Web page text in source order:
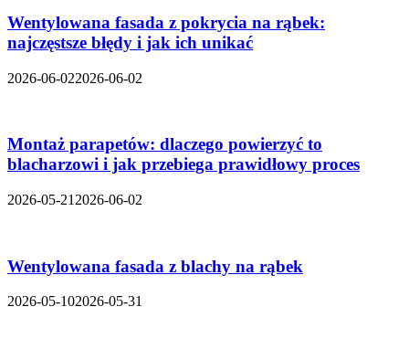
Wentylowana fasada z pokrycia na rąbek:
najczęstsze błędy i jak ich unikać
2026-06-022026-06-02
Montaż parapetów: dlaczego powierzyć to
blacharzowi i jak przebiega prawidłowy proces
2026-05-21 2026-06-02
Wentylowana fasada z blachy na rąbek
2026-05-102026-05-31